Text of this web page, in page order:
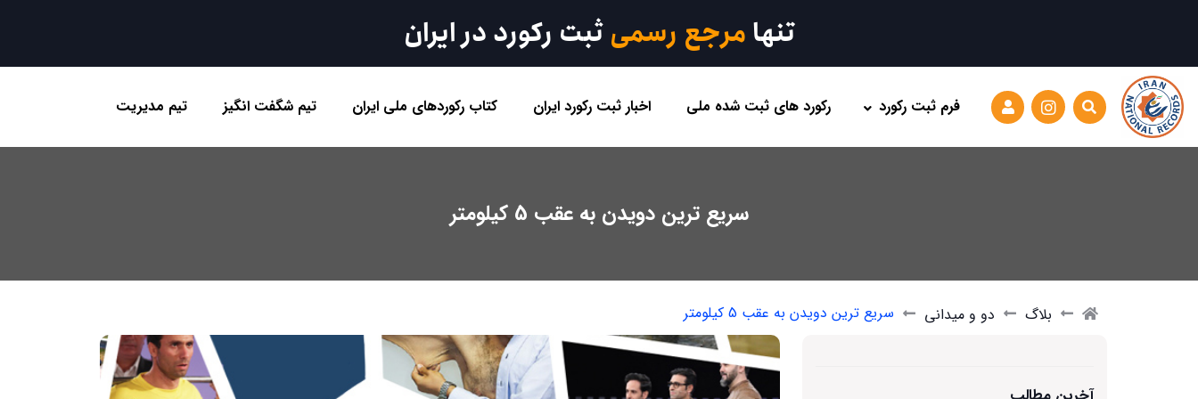
تنهامرجع رسمیثبت رکورد در ایران
فرم ثبت رکورد رکورد های ثبت شده ملی اخبار ثبت رکورد ایران کتاب رکوردهای ملی ایران تیم شگفت انگیز تیم مدیریت
سریع ترین دویدن به عقب 5 کیلومتر
بلاگ دو و میدانی سریع ترین دویدن به عقب 5 کیلومتر